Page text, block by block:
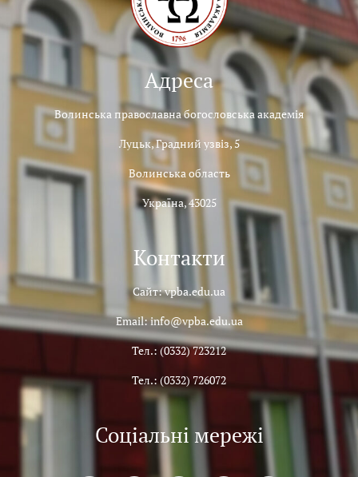
Адреса
Волинська православна богословська академія
Луцьк, Градний узвіз, 5
Волинська область
Україна, 43025
Контакти
Сайт: vpba.edu.ua
Email: info@vpba.edu.ua
Тел.: (0332) 723212
Тел.: (0332) 726072
Соціальні мережі